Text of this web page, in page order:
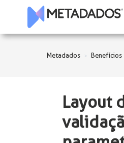
Metadados Benefícios
Layout